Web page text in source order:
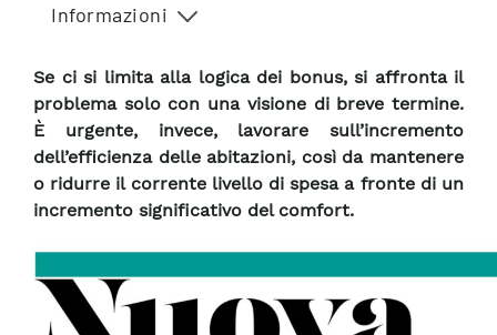
Informazioni
Se ci si limita alla logica dei bonus, si affronta il
problema solo con una visione di breve termine.
È urgente, invece, lavorare sull’incremento
dell’efficienza delle abitazioni, così da mantenere
o ridurre il corrente livello di spesa a fronte di un
incremento significativo del comfort.